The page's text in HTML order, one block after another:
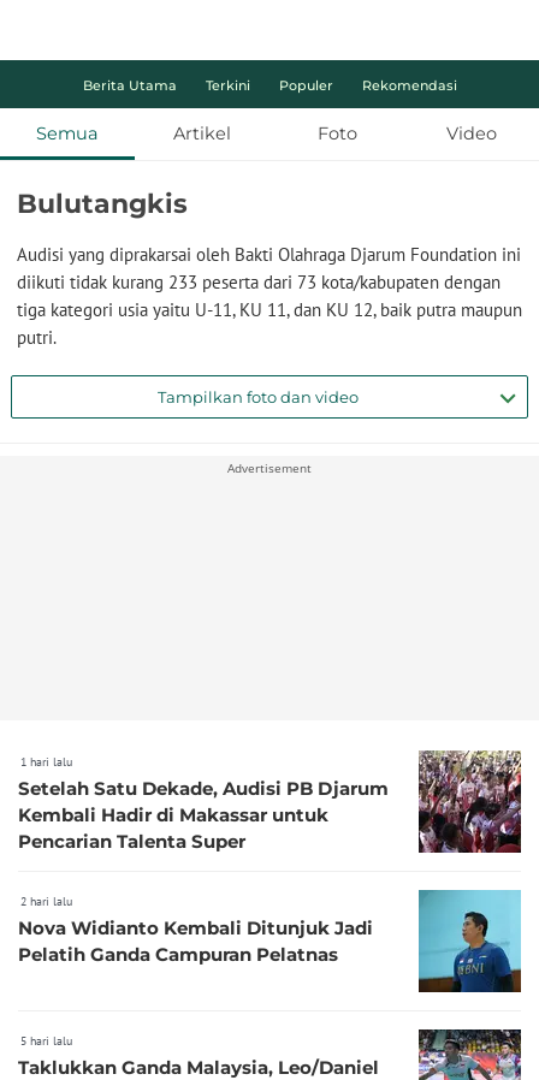
Berita Utama Terkini Populer Rekomendasi
Semua Artikel Foto Video
Bulutangkis
Audisi yang diprakarsai oleh Bakti Olahraga Djarum Foundation ini
diikuti tidak kurang 233 peserta dari 73 kota/kabupaten dengan
tiga kategori usia yaitu U-11, KU 11, dan KU 12, baik putra maupun
putri.
Tampilkan foto dan video
Advertisement
1 hari lalu
Setelah Satu Dekade, Audisi PB Djarum
Kembali Hadir di Makassar untuk
Pencarian Talenta Super
2 hari lalu
Nova Widianto Kembali Ditunjuk Jadi
Pelatih Ganda Campuran Pelatnas
5 hari lalu
Taklukkan Ganda Malaysia, Leo/Daniel